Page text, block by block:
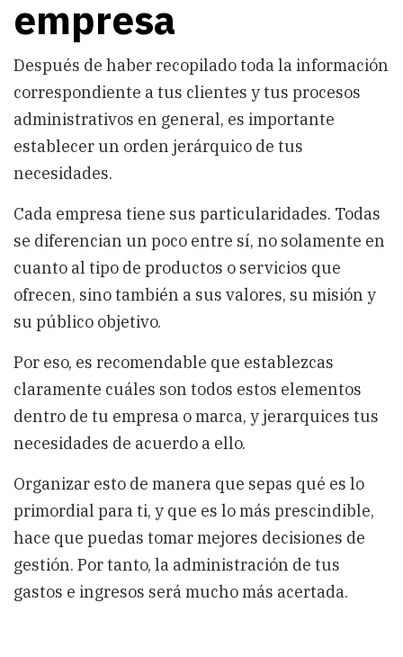
empresa
Después de haber recopilado toda la información
correspondiente a tus clientes y tus procesos
administrativos en general, es importante
establecer un orden jerárquico de tus
necesidades.
Cada empresa tiene sus particularidades. Todas
se diferencian un poco entre sí, no solamente en
cuanto al tipo de productos o servicios que
ofrecen, sino también a sus valores, su misión y
su público objetivo.
Por eso, es recomendable que establezcas
claramente cuáles son todos estos elementos
dentro de tu empresa o marca, y jerarquices tus
necesidades de acuerdo a ello.
Organizar esto de manera que sepas qué es lo
primordial para ti, y que es lo más prescindible,
hace que puedas tomar mejores decisiones de
gestión. Por tanto, la administración de tus
gastos e ingresos será mucho más acertada.